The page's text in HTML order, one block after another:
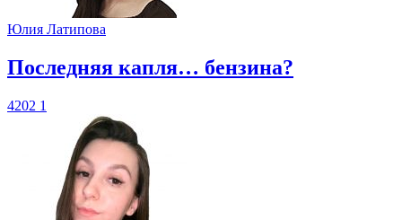
Юлия Латипова
​Последняя капля… бензина?
4202 1